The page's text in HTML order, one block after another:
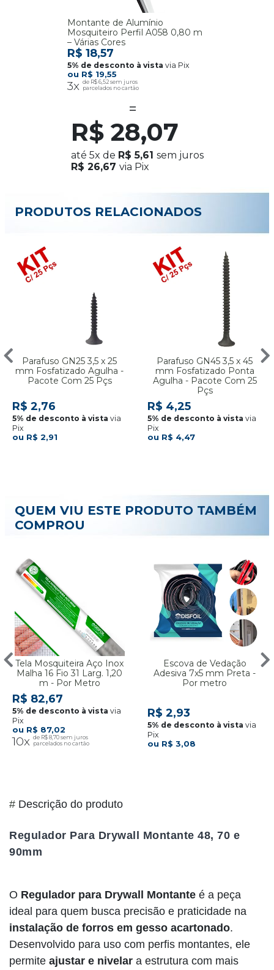
Montante de Alumínio
Mosquiteiro Perfil A058 0,80 m
– Várias Cores
R$ 19,55
3x R$ 6,52
R$ 18,57
via Pix
R$ 28,07
até 5x de R$ 5,61 sem juros
R$ 26,67 via Pix
PRODUTOS RELACIONADOS
Parafuso GN25 3,5 x 25
mm Fosfatizado Agulha -
Pacote Com 25 Pçs
R$ 2,91
R$ 2,76
via
Pix
Parafuso GN45 3,5 x 45
mm Fosfatizado Ponta
Agulha - Pacote Com 25
Pçs
R$ 4,47
R$ 4,25
via
Pix
QUEM VIU ESTE PRODUTO TAMBÉM
COMPROU
Tela Mosquiteira Aço Inox
Malha 16 Fio 31 Larg. 1,20
m - Por Metro
R$ 87,02
10x R$ 8,70
R$ 82,67
via
Pix
Escova de Vedação
Adesiva 7x5 mm Preta -
Por metro
R$ 3,08
R$ 2,93
via
Pix
# Descrição do produto
Regulador Para Drywall Montante 48, 70 e
90mm
O Regulador para Drywall Montante é a peça
ideal para quem busca precisão e praticidade na
instalação de forros em gesso acartonado.
Desenvolvido para uso com perfis montantes, ele
permite ajustar e nivelar a estrutura com mais